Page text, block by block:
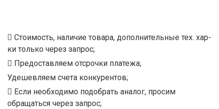
Стоимость, наличие товара, дополнительные тех. хар-
ки только через запрос;
Предоставляем отсрочки платежа;
Удешевляем счета конкурентов;
Если необходимо подобрать аналог, просим
обращаться через запрос;